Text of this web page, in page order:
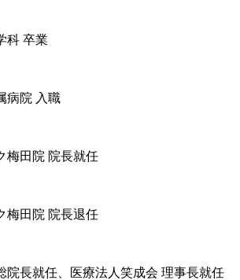
科 卒業
病院 入職
梅田院 院長就任
梅田院 院長退任
院長就任、医療法人笑成会 理事長就任